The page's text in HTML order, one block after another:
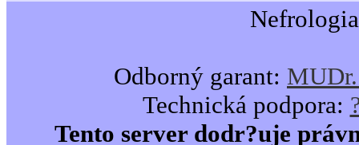
Odborný garant:
Technická podpora:
Tento server dodr?uje